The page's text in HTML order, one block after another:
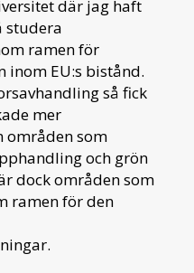
där jag haft
studera
ramen för
inom EU:s bistånd.
så fick
mer
områden som
och grön
dock områden som
ramen för den